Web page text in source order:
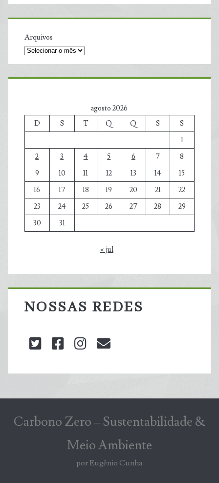
Arquivos
agosto 2026
D
S T Q Q S
S
1
2
3 4 5 6 7
8
9
10 11 12 13 14
15
16
17 18 19 20 21
22
23
24 25 26 27 28
29
30
31
« jul
NOSSAS REDES
twitterfacebookinstagram
Carbono Zero – Sustentabilidade &
Meio Ambiente
por Eugênio Cunha